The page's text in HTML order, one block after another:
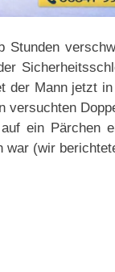
Stunden
der Mann jetzt
versuchten
ein Pärchen
war (wir